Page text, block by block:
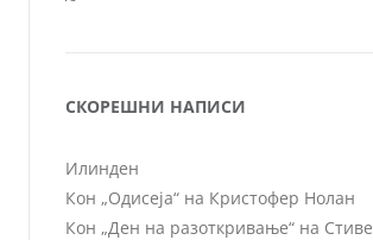
СКОРЕШНИ НАПИСИ
Илинден
Кон „Одисеја“ на Кристофер Нолан
Кон „Ден на разоткривање“ на